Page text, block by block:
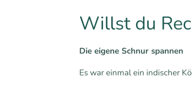
Willst du
Die eigene Schnur spannen
Es war einmal ein indischer